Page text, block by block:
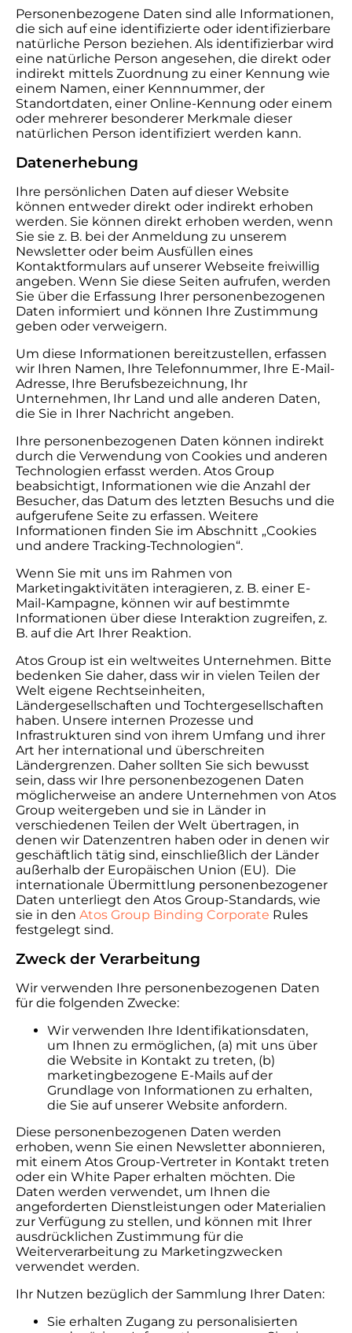
Personenbezogene Daten sind alle Informationen,
die sich auf eine identifizierte oder identifizierbare
natürliche Person beziehen. Als identifizierbar wird
eine natürliche Person angesehen, die direkt oder
indirekt mittels Zuordnung zu einer Kennung wie
einem Namen, einer Kennnummer, der
Standortdaten, einer Online-Kennung oder einem
oder mehrerer besonderer Merkmale dieser
natürlichen Person identifiziert werden kann.
Datenerhebung
Ihre persönlichen Daten auf dieser Website
können entweder direkt oder indirekt erhoben
werden. Sie können direkt erhoben werden, wenn
Sie sie z. B. bei der Anmeldung zu unserem
Newsletter oder beim Ausfüllen eines
Kontaktformulars auf unserer Webseite freiwillig
angeben. Wenn Sie diese Seiten aufrufen, werden
Sie über die Erfassung Ihrer personenbezogenen
Daten informiert und können Ihre Zustimmung
geben oder verweigern.
Um diese Informationen bereitzustellen, erfassen
wir Ihren Namen, Ihre Telefonnummer, Ihre E-Mail-
Adresse, Ihre Berufsbezeichnung, Ihr
Unternehmen, Ihr Land und alle anderen Daten,
die Sie in Ihrer Nachricht angeben.
Ihre personenbezogenen Daten können indirekt
durch die Verwendung von Cookies und anderen
Technologien erfasst werden. Atos Group
beabsichtigt, Informationen wie die Anzahl der
Besucher, das Datum des letzten Besuchs und die
aufgerufene Seite zu erfassen. Weitere
Informationen finden Sie im Abschnitt „Cookies
und andere Tracking-Technologien“.
Wenn Sie mit uns im Rahmen von
Marketingaktivitäten interagieren, z. B. einer E-
Mail-Kampagne, können wir auf bestimmte
Informationen über diese Interaktion zugreifen, z.
B. auf die Art Ihrer Reaktion.
Atos Group ist ein weltweites Unternehmen. Bitte
bedenken Sie daher, dass wir in vielen Teilen der
Welt eigene Rechtseinheiten,
Ländergesellschaften und Tochtergesellschaften
haben. Unsere internen Prozesse und
Infrastrukturen sind von ihrem Umfang und ihrer
Art her international und überschreiten
Ländergrenzen. Daher sollten Sie sich bewusst
sein, dass wir Ihre personenbezogenen Daten
möglicherweise an andere Unternehmen von Atos
Group weitergeben und sie in Länder in
verschiedenen Teilen der Welt übertragen, in
denen wir Datenzentren haben oder in denen wir
geschäftlich tätig sind, einschließlich der Länder
außerhalb der Europäischen Union (EU). Die
internationale Übermittlung personenbezogener
Daten unterliegt den Atos Group-Standards, wie
sie in den Atos Group Binding Corporate Rules
festgelegt sind.
Zweck der Verarbeitung
Wir verwenden Ihre personenbezogenen Daten
für die folgenden Zwecke:
Wir verwenden Ihre Identifikationsdaten,
um Ihnen zu ermöglichen, (a) mit uns über
die Website in Kontakt zu treten, (b)
marketingbezogene E-Mails auf der
Grundlage von Informationen zu erhalten,
die Sie auf unserer Website anfordern.
Diese personenbezogenen Daten werden
erhoben, wenn Sie einen Newsletter abonnieren,
mit einem Atos Group-Vertreter in Kontakt treten
oder ein White Paper erhalten möchten. Die
Daten werden verwendet, um Ihnen die
angeforderten Dienstleistungen oder Materialien
zur Verfügung zu stellen, und können mit Ihrer
ausdrücklichen Zustimmung für die
Weiterverarbeitung zu Marketingzwecken
verwendet werden.
Ihr Nutzen bezüglich der Sammlung Ihrer Daten:
Sie erhalten Zugang zu personalisierten